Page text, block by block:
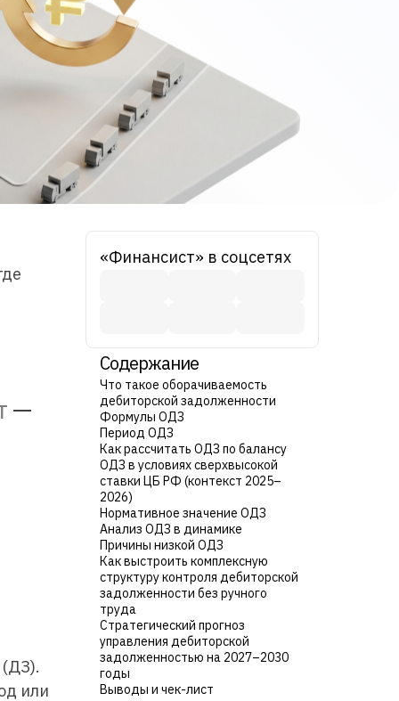
«Финансист» в соцсетях
Содержание
Что такое оборачиваемость
дебиторской задолженности
Формулы ОДЗ
Период ОДЗ
Как рассчитать ОДЗ по балансу
ОДЗ в условиях сверхвысокой
ставки ЦБ РФ (контекст 2025–
2026)
Нормативное значение ОДЗ
Анализ ОДЗ в динамике
Причины низкой ОДЗ
Как выстроить комплексную
структуру контроля дебиторской
задолженности без ручного
труда
Стратегический прогноз
управления дебиторской
задолженностью на 2027–2030
годы
Выводы и чек-лист
—
или